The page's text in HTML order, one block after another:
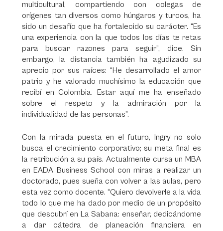
multicultural, compartiendo con colegas de
orígenes tan diversos como húngaros y turcos, ha
sido un desafío que ha fortalecido su carácter. “Es
una experiencia con la que todos los días te retas
para buscar razones para seguir”, dice. Sin
embargo, la distancia también ha agudizado su
aprecio por sus raíces: “He desarrollado el amor
patrio y he valorado muchísimo la educación que
recibí en Colombia. Estar aquí me ha enseñado
sobre el respeto y la admiración por la
individualidad de las personas”.
Con la mirada puesta en el futuro, Ingry no solo
busca el crecimiento corporativo; su meta final es
la retribución a su país. Actualmente cursa un MBA
en EADA Business School con miras a realizar un
doctorado, pues sueña con volver a las aulas, pero
esta vez como docente. “Quiero devolverle a la vida
todo lo que me ha dado por medio de un propósito
que descubrí en La Sabana: enseñar, dedicándome
a dar cátedra de planeación financiera en